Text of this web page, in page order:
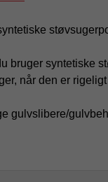
bruger syntetiske
når den er
gulvslibere/